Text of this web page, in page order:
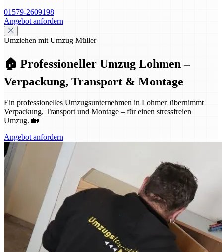
01579-2609198
Angebot anfordern
Umziehen mit Umzug Müller
🏠 Professioneller Umzug Lohmen –
Verpackung, Transport & Montage
Ein professionelles Umzugsunternehmen in Lohmen übernimmt
Verpackung, Transport und Montage – für einen stressfreien
Umzug. 🏡
Angebot anfordern